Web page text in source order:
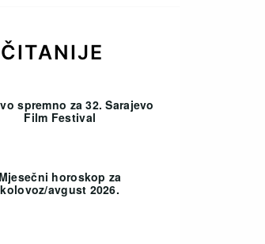
spremno za 32. Sarajevo
Film Festival
Mjesečni horoskop za
kolovoz/avgust 2026.